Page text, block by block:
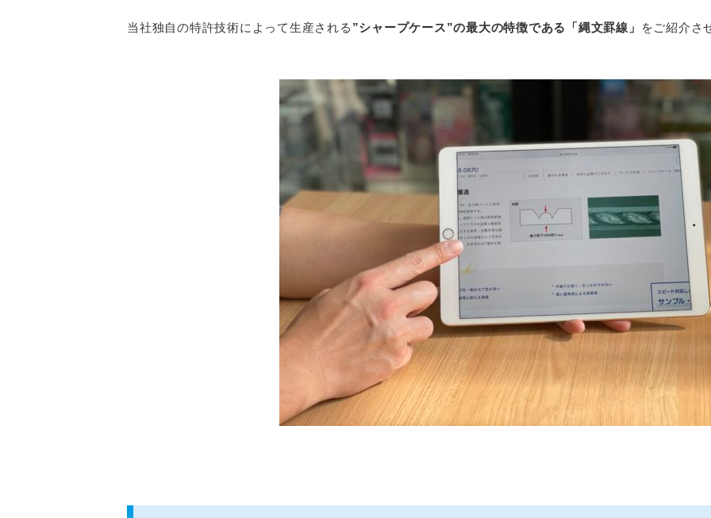
当社独自の特許技術によって生産される ”シャープケース”の最大の特徴である「縄文罫線」 をご紹介さ